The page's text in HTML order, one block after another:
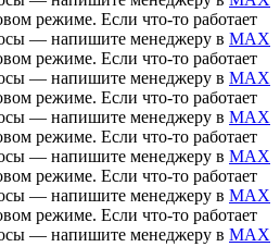
режиме. Если что-то работает
— напишите менеджеру в MAX
режиме. Если что-то работает
— напишите менеджеру в MAX
режиме. Если что-то работает
— напишите менеджеру в MAX
режиме. Если что-то работает
— напишите менеджеру в MAX
режиме. Если что-то работает
— напишите менеджеру в MAX
режиме. Если что-то работает
— напишите менеджеру в MAX